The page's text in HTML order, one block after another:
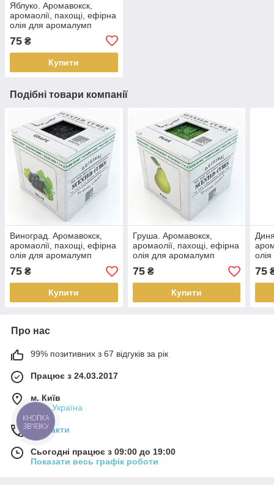
Яблуко. Аромавокск,
аромаолії, пахощі, ефірна
олія для аромалумп
75 ₴
Купити
Подібні товари компанії
Виноград. Аромавокск,
аромаолії, пахощі, ефірна
олія для аромалумп
75 ₴
Купити
Груша. Аромавокск,
аромаолії, пахощі, ефірна
олія для аромалумп
75₴
Купити
75
Про нас
99% позитивних з 67 відгуків за рік
Працює з 24.03.2017
м. Київ
Київ, Україна
Контакти
Сьогодні працює з 09:00 до 19:00
Показати весь графік роботи
КНОПКА
ЗВ'ЯЗКУ